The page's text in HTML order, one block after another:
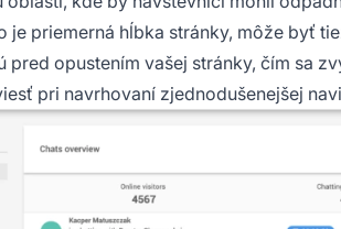
je priemerná hĺbka stránky, môže byť
pred opustením vašej stránky, čím sa
pri navrhovaní zjednodušenejšej